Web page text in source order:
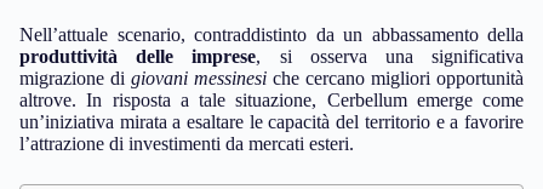
Nell’attuale scenario, contraddistinto da un abbassamento della
produttività delle imprese, si osserva una significativa
migrazione di giovani messinesi che cercano migliori opportunità
altrove. In risposta a tale situazione, Cerbellum emerge come
un’iniziativa mirata a esaltare le capacità del territorio e a favorire
l’attrazione di investimenti da mercati esteri.